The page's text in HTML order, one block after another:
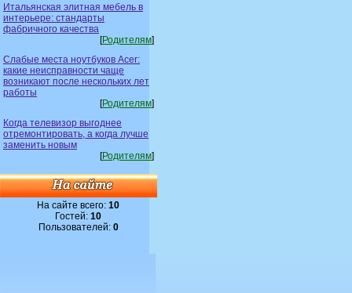
Итальянская элитная мебель в
интерьере: стандарты
фабричного качества
[Родителям]
Слабые места ноутбуков Acer:
какие неисправности чаще
возникают после нескольких лет
работы
[Родителям]
Когда телевизор выгоднее
отремонтировать, а когда лучше
заменить новым
[Родителям]
На сайте всего:10
Гостей:10
Пользователей: 0